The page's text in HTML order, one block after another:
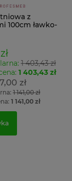
z
100cm ławko-
1 403,43 zł
1 403,43 zł
zł
1 141,00 zł
1 141,00 zł